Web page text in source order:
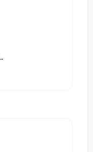
TR1773